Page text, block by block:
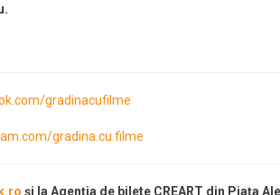
gradinacufilme
gradina.cu.filme
și la Agenția de bilete CREART din Piața